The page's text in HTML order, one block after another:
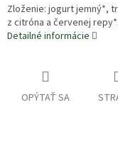
Zloženie: jogurt jemný*,
z citróna a červenej
Detailné informácie
OPÝTAŤ SA